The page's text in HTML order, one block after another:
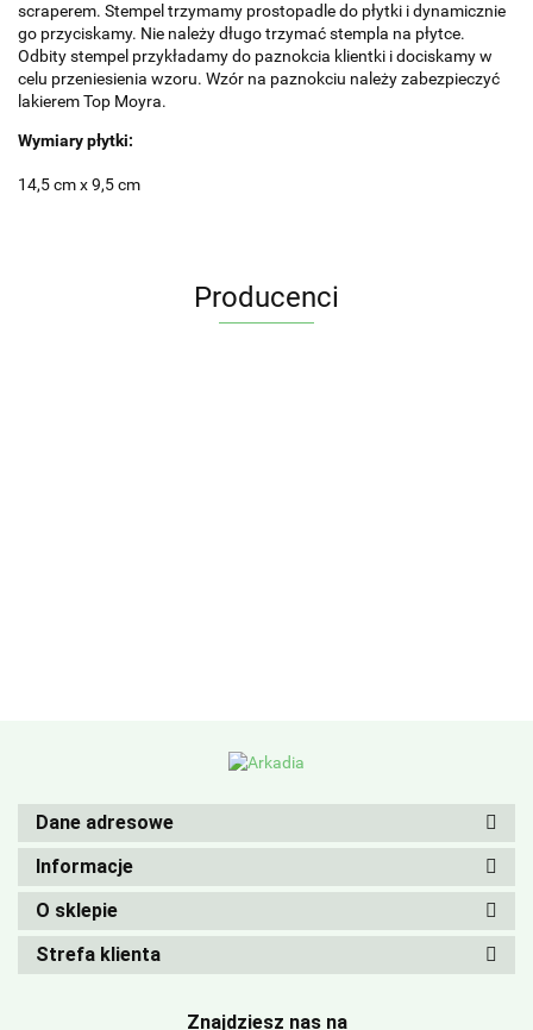
scraperem. Stempel trzymamy prostopadle do płytki i dynamicznie
go przyciskamy. Nie należy długo trzymać stempla na płytce.
Odbity stempel przykładamy do paznokcia klientki i dociskamy w
celu przeniesienia wzoru. Wzór na paznokciu należy zabezpieczyć
lakierem Top Moyra.
Wymiary płytki:
14,5 cm x 9,5 cm
Producenci
Dane adresowe
Informacje
O sklepie
Strefa klienta
Znajdziesz nas na